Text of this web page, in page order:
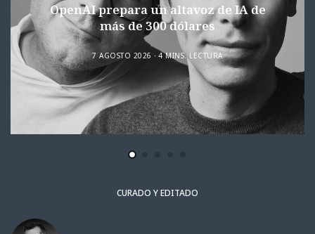
OpenAI prepara un altavoz de IA de
más de 300 dólares
7 AGOSTO 2026 4 MINS. LECTURA
CURADO Y EDITADO